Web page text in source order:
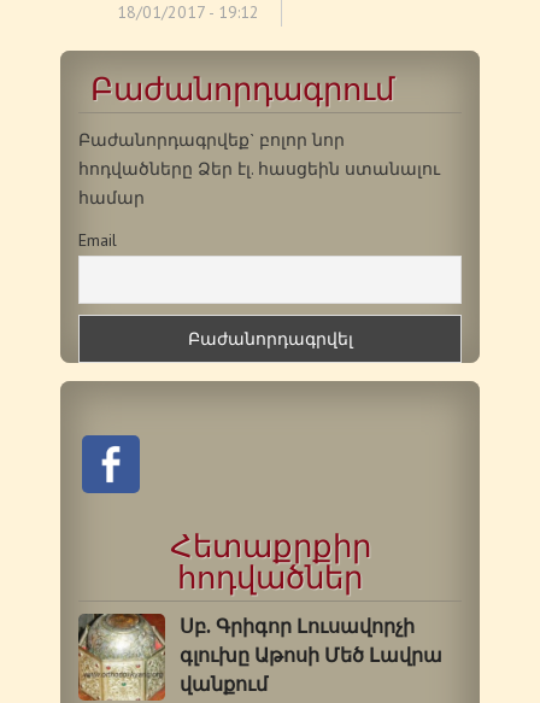
18/01/2017 - 19:12
Բաժանորդագրում
Բաժանորդագրվեք` բոլոր նոր
հոդվածները Ձեր էլ. հասցեին ստանալու
համար
Email
Հետաքրքիր
հոդվածներ
Սբ. Գրիգոր Լուսավորչի
գլուխը Աթոսի Մեծ Լավրա
վանքում